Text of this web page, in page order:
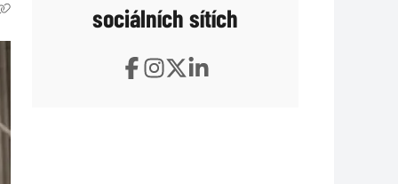
sociálních sítích